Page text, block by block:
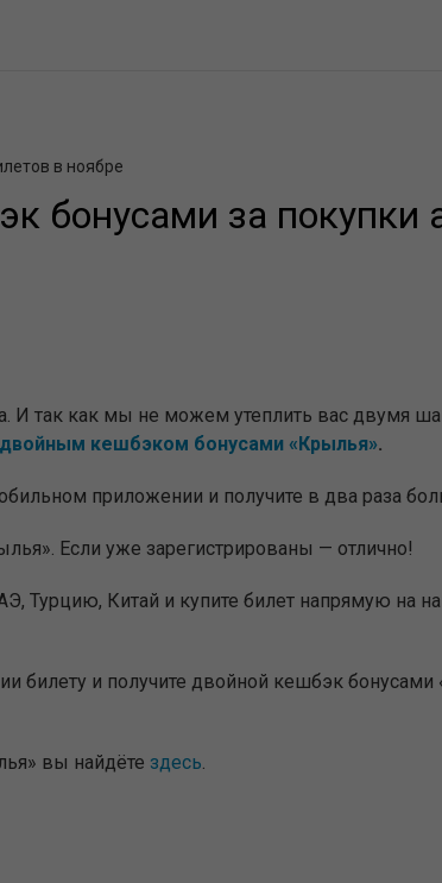
в ноябре
бонусами за покупки
И так как мы не можем утеплить вас двумя
двойным кешбэком бонусами «Крылья».
приложении и получите в два раза
Если уже зарегистрированы — отлично!
Турцию, Китай и купите билет напрямую на
билету и получите двойной кешбэк
вы найдёте здесь.